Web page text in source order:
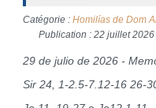
Catégorie : Homilías de Dom
Publication : 22 juillet 2026
29 de julio de 2026 -
Sir 24, 1-2.5-7.12-16 26-